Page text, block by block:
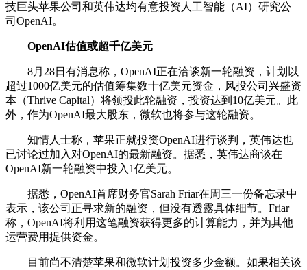
技巨头苹果公司和英伟达均有意投资人工智能（AI）研究公
司OpenAI。
OpenAI估值或超千亿美元
8月28日有消息称，OpenAI正在洽谈新一轮融资，计划以
超过1000亿美元的估值筹集数十亿美元资金，风投公司兴盛资
本（Thrive Capital）将领投此轮融资，投资达到10亿美元。此
外，作为OpenAI最大股东，微软也将参与这轮融资。
知情人士称，苹果正就投资OpenAI进行谈判，英伟达也
已讨论过加入对OpenAI的最新融资。据悉，英伟达商谈在
OpenAI新一轮融资中投入1亿美元。
据悉，OpenAI首席财务官Sarah Friar在周三一份备忘录中
表示，该公司正寻求新的融资，但没有透露具体细节。Friar
称，OpenAI将利用这笔融资获得更多的计算能力，并为其他
运营费用提供资金。
目前尚不清楚苹果和微软计划投资多少金额。如果相关谈